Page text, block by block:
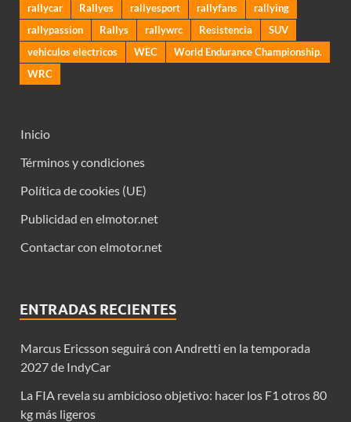
rallycar
Rallyes rallyesport rallyfans
rallying
rallypassion
Rallys rallywrc Resistencia
SUV
vehiculos electricos
WEC
World Endurance Championship.
WRC
Inicio
Términos y condiciones
Política de cookies (UE)
Publicidad en elmotor.net
Contactar con elmotor.net
ENTRADAS RECIENTES
Marcus Ericsson seguirá con Andretti en la temporada
2027 de IndyCar
La FIA revela su ambicioso objetivo: hacer los F1 otros 80
kg más ligeros